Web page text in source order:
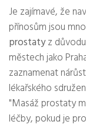
Je zajímavé, že
přínosům jsou
prostatyz
městech jako
zaznamenat
lékařského
"Masáž prostaty
léčby, pokud je